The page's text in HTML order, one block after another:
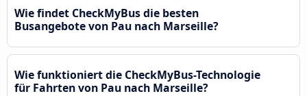
Wie findet CheckMyBus die besten
Busangebote von Pau nach Marseille?
Wie funktioniert die CheckMyBus-Technologie
für Fahrten von Pau nach Marseille?